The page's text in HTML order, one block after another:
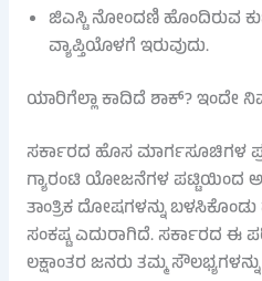
ಜಿಎಸ್ಟಿ ನೋಂದಣಿ ಹೊಂದಿರುವ
ವ್ಯಾಪ್ತಿಯೊಳಗೆ ಇರುವುದು.
ಯಾರಿಗೆಲ್ಲಾ ಕಾದಿದೆ ಶಾಕ್? ಇಂದೇ
ಸರ್ಕಾರದ ಹೊಸ ಮಾರ್ಗಸೂಚಿಗಳ
ಗ್ಯಾರಂಟಿ ಯೋಜನೆಗಳ ಪಟ್ಟಿಯಿಂದ
ತಾಂತ್ರಿಕ ದೋಷಗಳನ್ನು
ಸಂಕಷ್ಟ ಎದುರಾಗಿದೆ. ಸರ್ಕಾರದ ಈ
ಲಕ್ಷಾಂತರ ಜನರು ತಮ್ಮ